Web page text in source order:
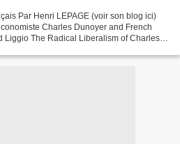
Par Henri LEPAGE (voir son blog ici)
Charles Dunoyer and French
Liggio The Radical Liberalism of Charles